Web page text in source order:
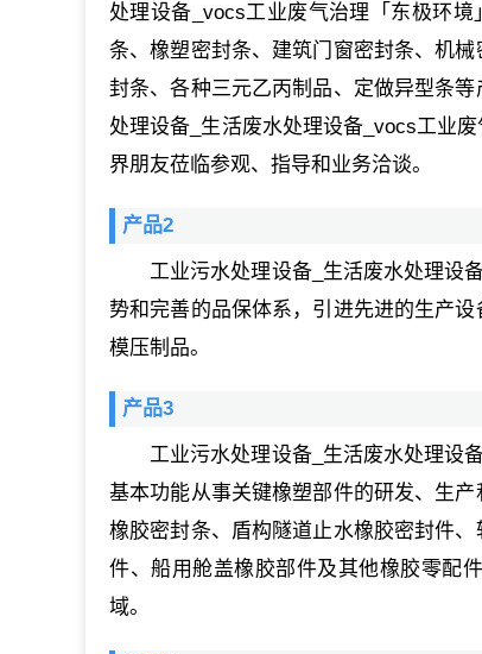
处理设备_vocs工业废气治理「东极环
条、橡塑密封条、建筑门窗密封条、机
封条、各种三元乙丙制品、定做异型条
处理设备_生活废水处理设备_vocs工业
界朋友莅临参观、指导和业务洽谈。
产品2
工业污水处理设备_生活废水处理设
势和完善的品保体系，引进先进的生产
模压制品。
产品3
工业污水处理设备_生活废水处理设
基本功能从事关键橡塑部件的研发、生
橡胶密封条、盾构隧道止水橡胶密封件
件、船用舱盖橡胶部件及其他橡胶零配
域。